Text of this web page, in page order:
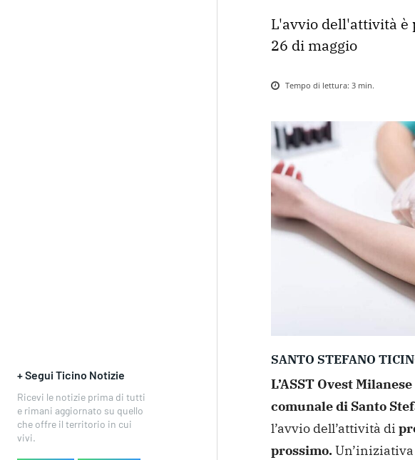
L'avvio dell'attività è
26 di maggio
Tempo di lettura: 3min.
+ Segui Ticino Notizie
Ricevi le notizie prima di tutti
e rimani aggiornato su quello
che offre il territorio in cui
vivi.
SANTO STEFANO
L’ASST Ovest
comunale di Santo
l’avvio dell’attività di
prossimo.